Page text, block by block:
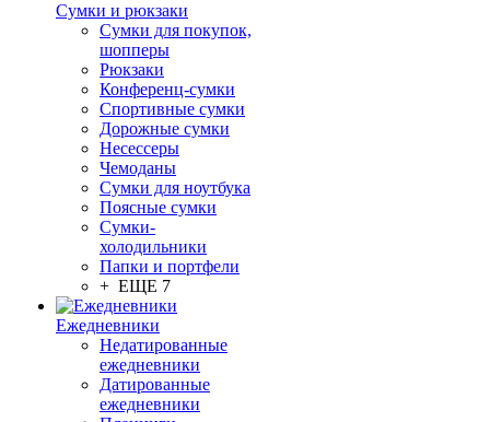
Сумки и рюкзаки
Сумки для покупок,
шопперы
Рюкзаки
Конференц-сумки
Спортивные сумки
Дорожные сумки
Несессеры
Чемоданы
Сумки для ноутбука
Поясные сумки
Сумки-
холодильники
Папки и портфели
+ ЕЩЕ 7
Ежедневники
Недатированные
ежедневники
Датированные
ежедневники